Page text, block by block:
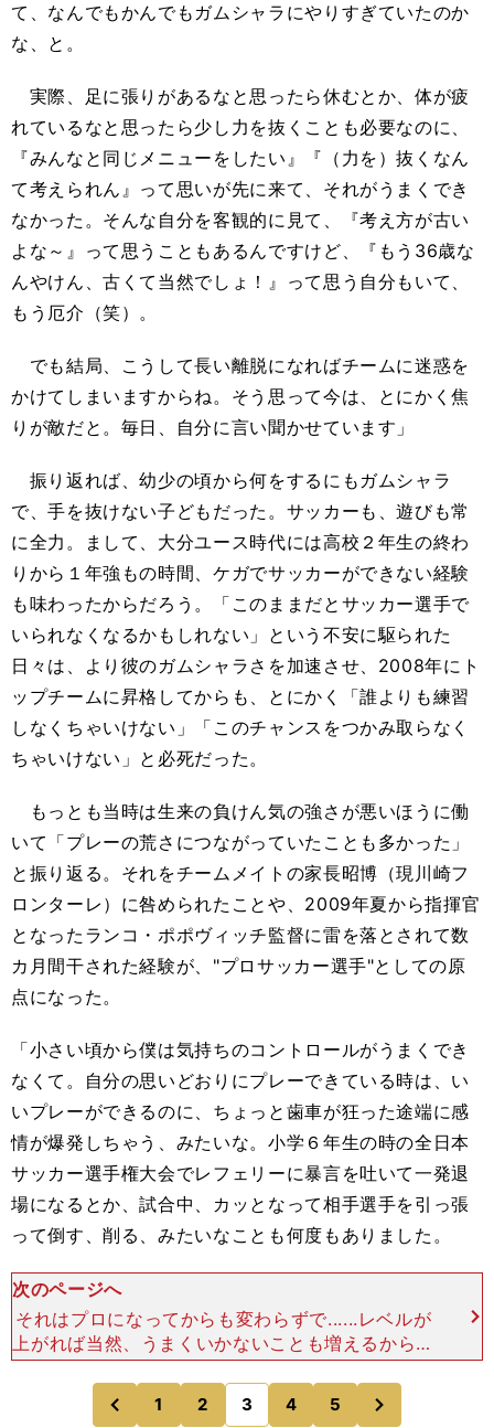
て、なんでもかんでもガムシャラにやりすぎていたのか
な、と。
実際、足に張りがあるなと思ったら休むとか、体が疲
れているなと思ったら少し力を抜くことも必要なのに、
『みんなと同じメニューをしたい』『（力を）抜くなん
て考えられん』って思いが先に来て、それがうまくでき
なかった。そんな自分を客観的に見て、『考え方が古い
よな～』って思うこともあるんですけど、『もう36歳な
んやけん、古くて当然でしょ！』って思う自分もいて、
もう厄介（笑）。
でも結局、こうして長い離脱になればチームに迷惑を
かけてしまいますからね。そう思って今は、とにかく焦
りが敵だと。毎日、自分に言い聞かせています」
振り返れば、幼少の頃から何をするにもガムシャラ
で、手を抜けない子どもだった。サッカーも、遊びも常
に全力。まして、大分ユース時代には高校２年生の終わ
りから１年強もの時間、ケガでサッカーができない経験
も味わったからだろう。「このままだとサッカー選手で
いられなくなるかもしれない」という不安に駆られた
日々は、より彼のガムシャラさを加速させ、2008年にト
ップチームに昇格してからも、とにかく「誰よりも練習
しなくちゃいけない」「このチャンスをつかみ取らなく
ちゃいけない」と必死だった。
もっとも当時は生来の負けん気の強さが悪いほうに働
いて「プレーの荒さにつながっていたことも多かった」
と振り返る。それをチームメイトの家長昭博（現川崎フ
ロンターレ）に咎められたことや、2009年夏から指揮官
となったランコ・ポポヴィッチ監督に雷を落とされて数
カ月間干された経験が、"プロサッカー選手"としての原
点になった。
「小さい頃から僕は気持ちのコントロールがうまくでき
なくて。自分の思いどおりにプレーできている時は、い
いプレーができるのに、ちょっと歯車が狂った途端に感
情が爆発しちゃう、みたいな。小学６年生の時の全日本
サッカー選手権大会でレフェリーに暴言を吐いて一発退
場になるとか、試合中、カッとなって相手選手を引っ張
って倒す、削る、みたいなことも何度もありました。
次のページへ
それはプロになってからも変わらずで......レベルが
上がれば当然、うまくいかないことも増えるから余
計にブレーキが効かなくなって、練習でもとにかく
周りを削りまくっていたんです。ガムシャラさが間
違った方
前
のページへ
1 2 3 4 5
のページへ